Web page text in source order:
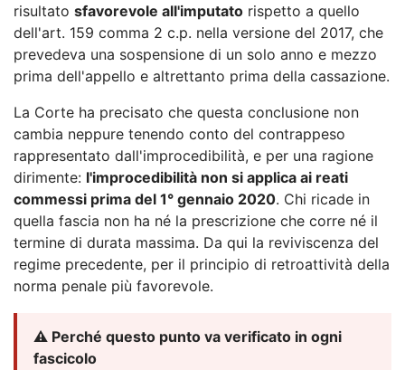
risultato sfavorevole all'imputato rispetto a quello
dell'art. 159 comma 2 c.p. nella versione del 2017, che
prevedeva una sospensione di un solo anno e mezzo
prima dell'appello e altrettanto prima della cassazione.
La Corte ha precisato che questa conclusione non
cambia neppure tenendo conto del contrappeso
rappresentato dall'improcedibilità, e per una ragione
dirimente: l'improcedibilità non si applica ai reati
commessi prima del 1° gennaio 2020. Chi ricade in
quella fascia non ha né la prescrizione che corre né il
termine di durata massima. Da qui la reviviscenza del
regime precedente, per il principio di retroattività della
norma penale più favorevole.
⚠️ Perché questo punto va verificato in ogni
fascicolo